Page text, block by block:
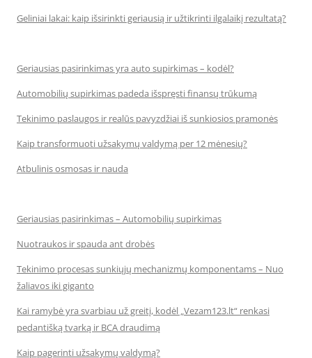
Geliniai lakai: kaip išsirinkti geriausią ir užtikrinti ilgalaikį rezultatą?
Geriausias pasirinkimas yra auto supirkimas – kodėl?
Automobilių supirkimas padeda išspręsti finansų trūkumą
Tekinimo paslaugos ir realūs pavyzdžiai iš sunkiosios pramonės
Kaip transformuoti užsakymų valdymą per 12 mėnesių?
Atbulinis osmosas ir nauda
Geriausias pasirinkimas – Automobilių supirkimas
Nuotraukos ir spauda ant drobės
Tekinimo procesas sunkiųjų mechanizmų komponentams – Nuo
žaliavos iki giganto
Kai ramybė yra svarbiau už greitį, kodėl „Vezam123.lt“ renkasi
pedantišką tvarką ir BCA draudimą
Kaip pagerinti užsakymų valdymą?